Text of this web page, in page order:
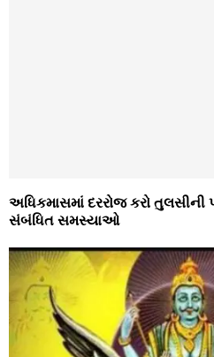
અધિકમાસમાં દરરોજ કરો
સંબંધિત સમસ્યાઓ